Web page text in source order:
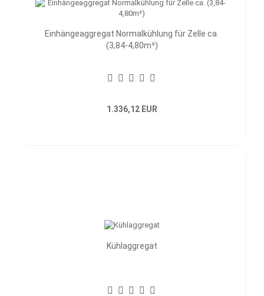
Einhängeaggregat Normalkühlung für Zelle ca.
(3,84-4,80m³)
1.336,12 EUR
Kühlaggregat